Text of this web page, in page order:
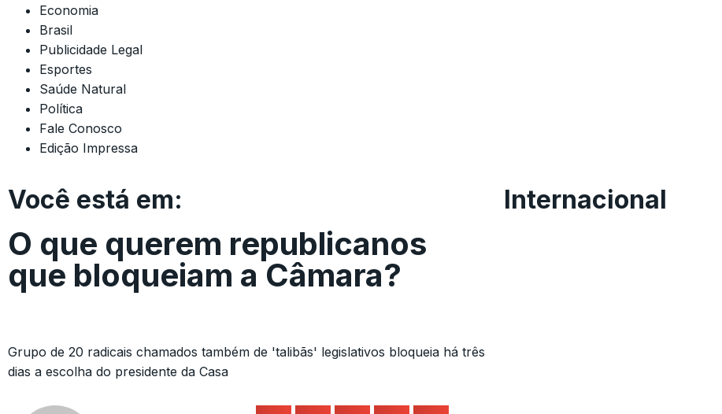
Economia
Brasil
Publicidade Legal
Esportes
Saúde Natural
Política
Fale Conosco
Edição Impressa
Você está em: Internacional
O que querem republicanos
que bloqueiam a Câmara?
Grupo de 20 radicais chamados também de 'talibãs' legislativos bloqueia há três
dias a escolha do presidente da Casa